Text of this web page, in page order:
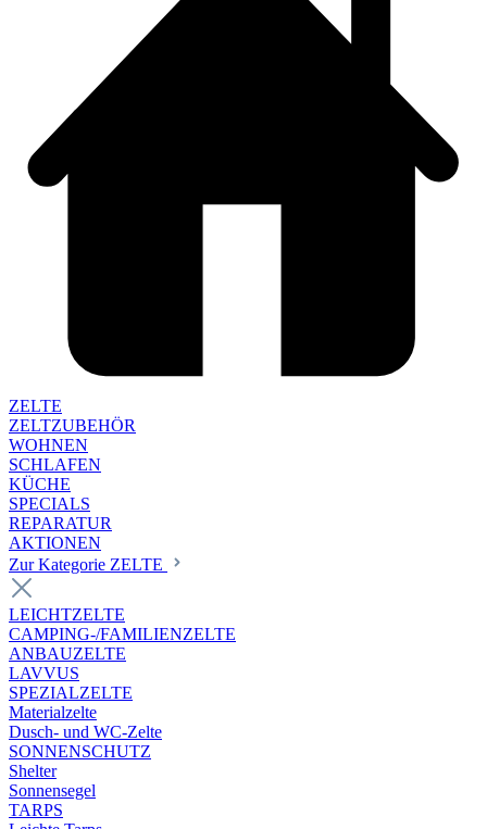
ZELTE
ZELTZUBEHÖR
WOHNEN
SCHLAFEN
KÜCHE
SPECIALS
REPARATUR
AKTIONEN
Zur Kategorie ZELTE
LEICHTZELTE
CAMPING-/FAMILIENZELTE
ANBAUZELTE
LAVVUS
SPEZIALZELTE
Materialzelte
Dusch- und WC-Zelte
SONNENSCHUTZ
Shelter
Sonnensegel
TARPS